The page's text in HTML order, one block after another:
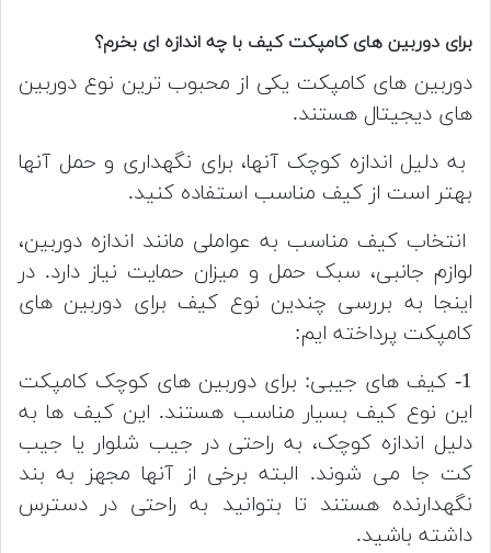
برای دوربین های کامپکت کیف با چه اندازه ای بخرم؟
دوربین های کامپکت یکی از محبوب ترین نوع دوربین
های دیجیتال هستند.
به دلیل اندازه کوچک آنها، برای نگهداری و حمل آنها
بهتر است از کیف مناسب استفاده کنید.
انتخاب کیف مناسب به عواملی مانند اندازه دوربین،
لوازم جانبی، سبک حمل و میزان حمایت نیاز دارد. در
اینجا به بررسی چندین نوع کیف برای دوربین های
کامپکت پرداخته ایم:
1- کیف های جیبی: برای دوربین های کوچک کامپکت
این نوع کیف بسیار مناسب هستند. این کیف ها به
دلیل اندازه کوچک، به راحتی در جیب شلوار یا جیب
کت جا می شوند. البته برخی از آنها مجهز به بند
نگهدارنده هستند تا بتوانید به راحتی در دسترس
داشته باشید.